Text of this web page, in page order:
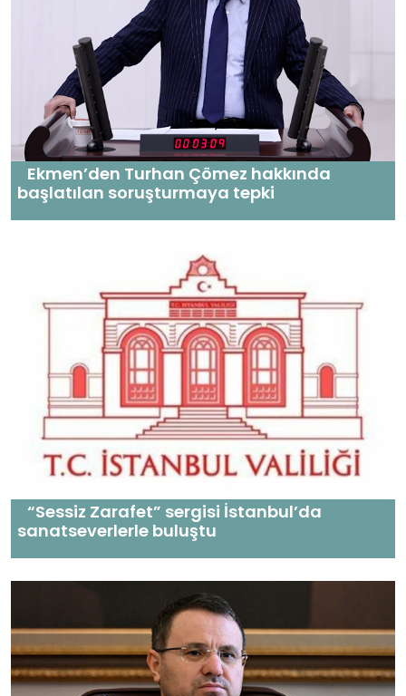
Ekmen’den Turhan Çömez hakkında
başlatılan soruşturmaya tepki
“Sessiz Zarafet” sergisi İstanbul’da
sanatseverlerle buluştu